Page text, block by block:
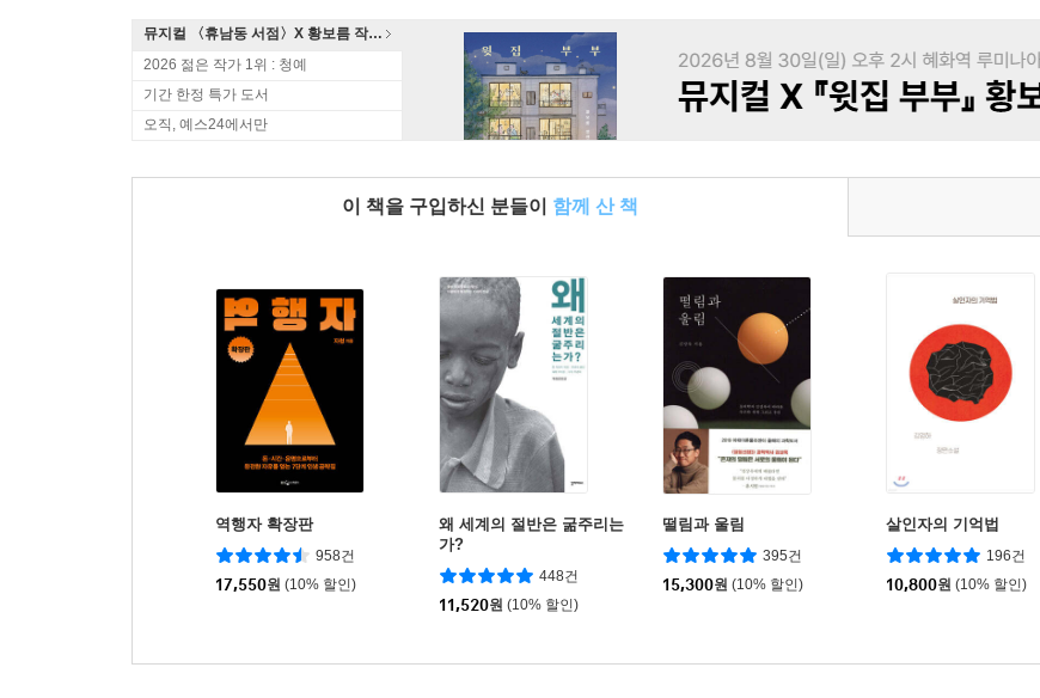
뮤지컬 〈휴남동 서점〉X 황보름 작가 북토크
2026 젊은 작가 1위 : 청예
기간 한정 특가 도서
오직, 예스24에서만
이 책을 구입하신 분들이 함께 산 책
역행자 확장판
958건
17,550원 (10% 할인)
왜 세계의 절반은 굶주리는
가?
448건
11,520원 (10% 할인)
떨림과 울림
395건
15,300원 (10% 할인)
살인자의 기억법
196건
10,800원 (10% 할인)